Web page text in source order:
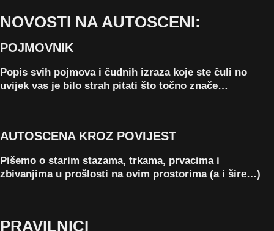
NOVOSTI NA AUTOSCENI:
POJMOVNIK
Popis svih pojmova i čudnih izraza koje ste čuli no
uvijek vas je bilo strah pitati što točno znače…
AUTOSCENA KROZ POVIJEST
Pišemo o starim stazama, trkama, prvacima i
zbivanjima u prošlosti na ovim prostorima (a i šire…)
PRAVILNICI